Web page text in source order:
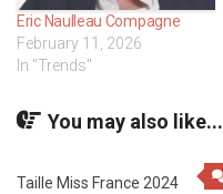
Eric Naulleau Compagne
February 11, 2026
In "Trends"
You may also like...
Taille Miss France 2024